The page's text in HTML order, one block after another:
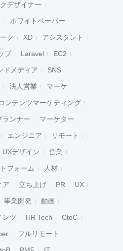
デザイナー
ホワイトペーパー
ク XD アシスタント
プ Laravel EC2
ドメディア SNS
法人営業 マーケ
ンテンツマーケティング
ランナー マーケター
エンジニア リモート
UXデザイン 営業
フォーム 人材
ア 立ち上げ PR UX
事業開発 動画
ンツ HR Tech CtoC
フルリモート